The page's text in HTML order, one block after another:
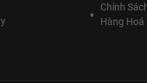
Chính
Hàng Hoá